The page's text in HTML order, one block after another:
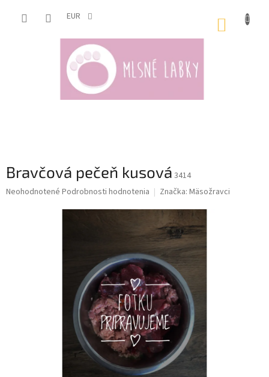
EUR
Bravčová pečeň kusová 3414
Priemerné
Neohodnotené Podrobnosti hodnotenia Značka: Mäsožravci